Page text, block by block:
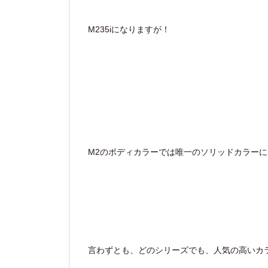
M235iになりますが！
M2のボディカラーでは唯一のソリッドカラーに
言わずとも、どのシリーズでも、人気の高いカ